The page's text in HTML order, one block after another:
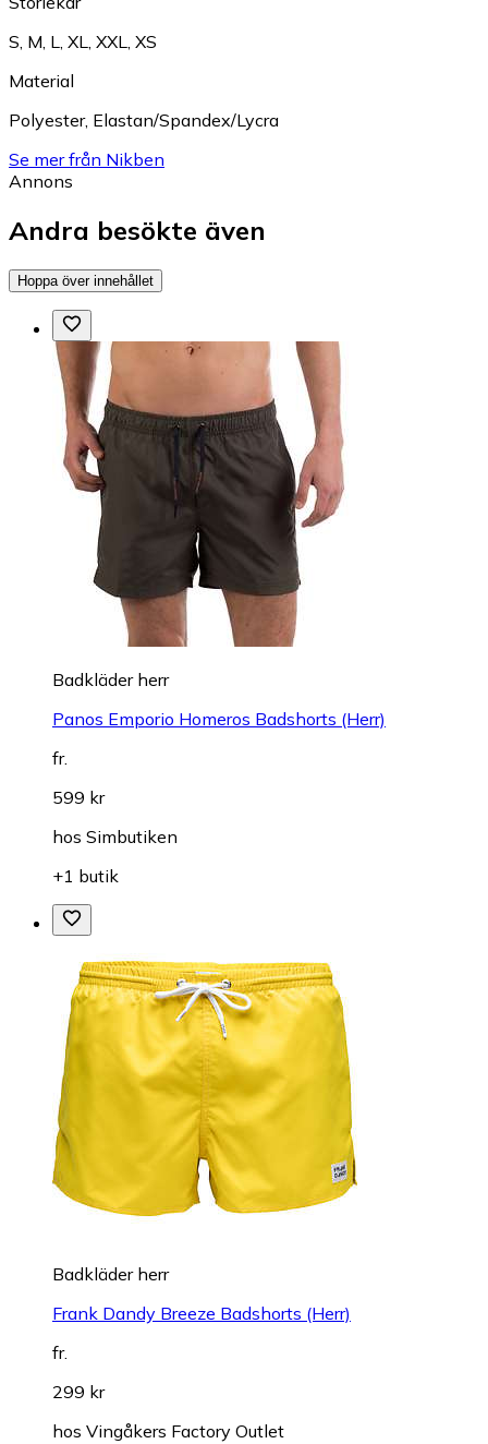
S, M, L, XL, XXL, XS
Material
Polyester, Elastan/Spandex/Lycra
Se mer från Nikben
Annons
Andra besökte även
Hoppa över innehållet
Badkläder herr
Panos Emporio Homeros Badshorts (Herr)
fr.
599 kr
hos Simbutiken
+1 butik
Badkläder herr
Frank Dandy Breeze Badshorts (Herr)
fr.
299 kr
hos Vingåkers Factory Outlet